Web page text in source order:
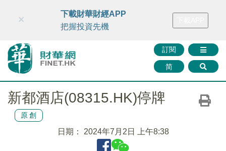
財華智庫網 FINTV FINMETA 財華證券 媒體矩陣
訂閱
简
×
下載財華財經APP
把握投資先機
新都酒店(08315.HK)停牌
原創
日期： 2024年7月2日 上午8:38